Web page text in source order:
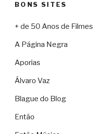
BONS SITES
+ de 50 Anos de Filmes
A Página Negra
Aporias
Álvaro Vaz
Blague do Blog
Então